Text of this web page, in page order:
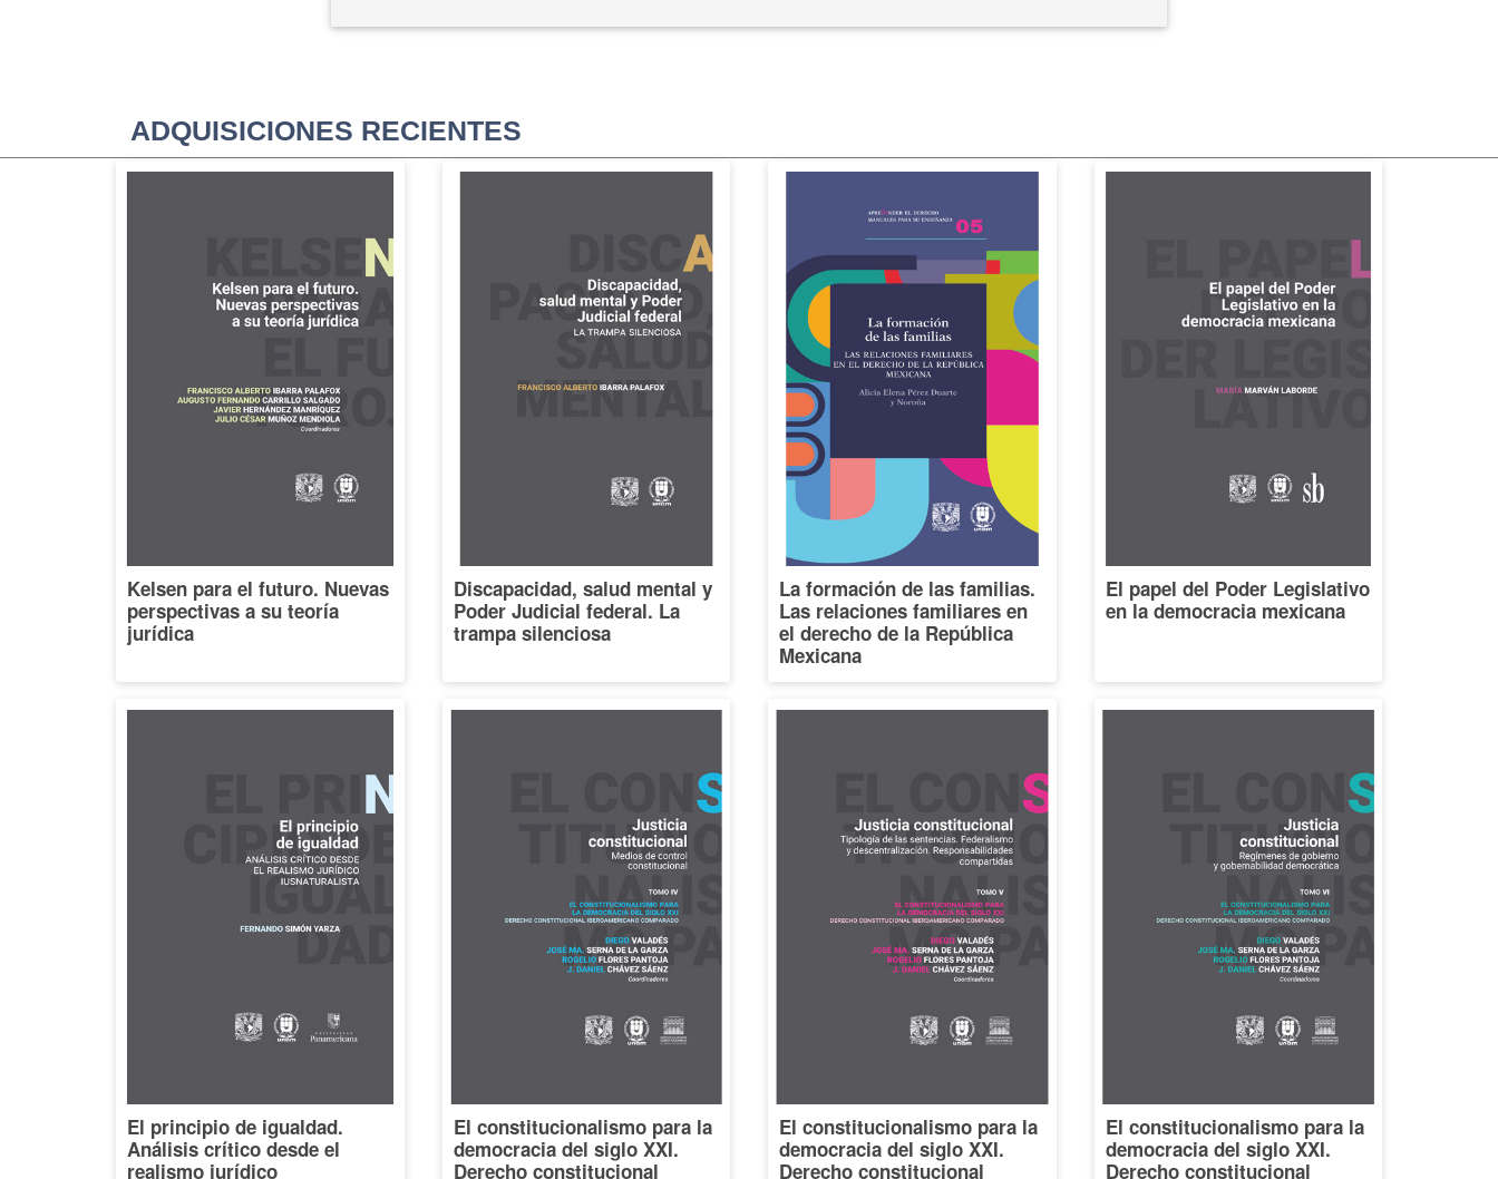
ADQUISICIONES RECIENTES
Kelsen para el futuro. Nuevas
perspectivas a su teoría
jurídica
Discapacidad, salud mental y
Poder Judicial federal. La
trampa silenciosa
La formación de las familias.
Las relaciones familiares en
el derecho de la República
Mexicana
El papel del Poder Legislativo
en la democracia mexicana
El principio de igualdad.
Análisis crítico desde el
realismo jurídico
El constitucionalismo para la
democracia del siglo XXI.
Derecho constitucional
El constitucionalismo para la
democracia del siglo XXI.
Derecho constitucional
El constitucionalismo para la
democracia del siglo XXI.
Derecho constitucional